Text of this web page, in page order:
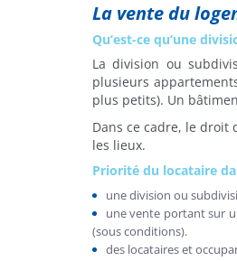
La vente du
Qu’est-ce qu’une
La division ou
plusieurs
plus petits). Un
Dans ce cadre, le droit
les lieux.
Priorité du locataire
une division ou
une vente portant sur
(sous conditions).
des locataires et